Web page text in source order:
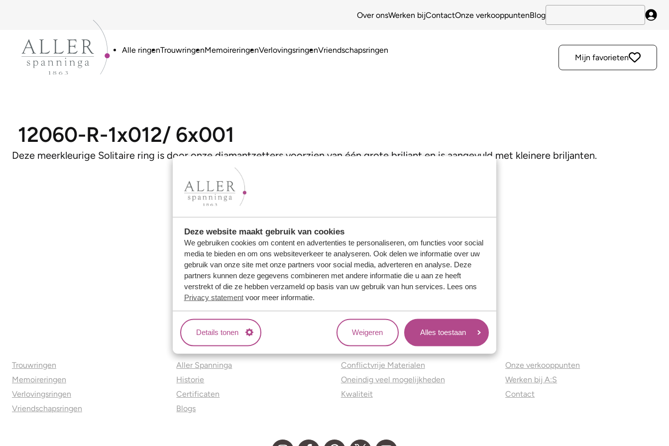
Deze website maakt gebruik van cookies
We gebruiken cookies om content en advertenties te personaliseren, om functies voor social
media te bieden en om ons websiteverkeer te analyseren. Ook delen we informatie over uw
gebruik van onze site met onze partners voor social media, adverteren en analyse. Deze
partners kunnen deze gegevens combineren met andere informatie die u aan ze heeft
verstrekt of die ze hebben verzameld op basis van uw gebruik van hun services. Lees ons
Privacy statementvoor meer informatie.
Details tonen Weigeren Alles toestaan
Over onsWerken bijContactOnze verkooppuntenBlog
Alle ringenTrouwringenMemoireringenVerlovingsringenVriendschapsringen
Mijn favorieten
12060-R-1x012/ 6x001
Deze meerkleurige Solitaire ring is door onze diamantzetters voorzien van één grote briljant en is aangevuld met kleinere briljanten.
Trouwringen
Memoireringen
Verlovingsringen
Vriendschapsringen
Over ons
Aller Spanninga
Historie
Certificaten
Blogs
Jouw voordelen
Conflictvrije Materialen
Oneindig veel mogelijkheden
Kwaliteit
Onze verkooppunten
Werken bij A:S
Contact